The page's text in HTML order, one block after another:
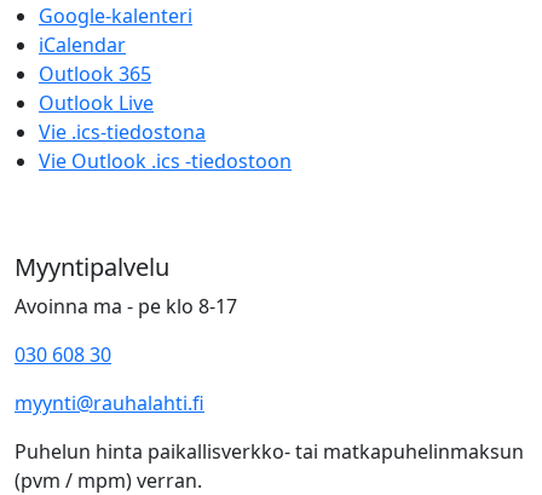
Google-kalenteri
iCalendar
Outlook 365
Outlook Live
Vie .ics-tiedostona
Vie Outlook .ics -tiedostoon
Myyntipalvelu
Avoinna ma - pe klo 8-17
030 608 30
myynti@rauhalahti.fi
Puhelun hinta paikallisverkko- tai matkapuhelinmaksun
(pvm / mpm) verran.